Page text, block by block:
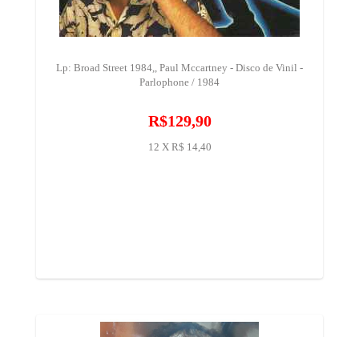
Lp: Broad Street 1984,, Paul Mccartney - Disco de Vinil -
Parlophone / 1984
R$129,90
12 X R$ 14,40